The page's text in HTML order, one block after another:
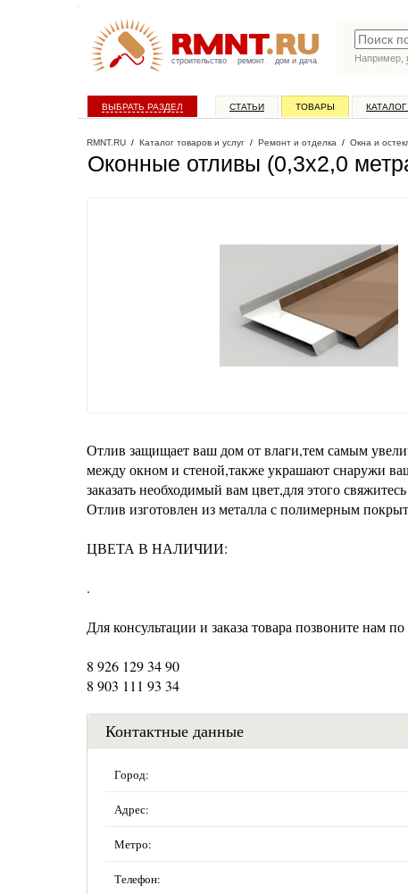
строительство ремонт дом и дача
Например,
ВЫБРАТЬ РАЗДЕЛ СТАТЬИ ТОВАРЫ
RMNT.RU / Каталог товаров и услуг / Ремонт и отделка / Окна и
Оконные отливы (0,3х2,0
Отлив защищает ваш дом от влаги,тем самым
между окном и стеной,также украшают снаружи
заказать необходимый вам цвет,для этого
Отлив изготовлен из металла с полимерным
ЦВЕТА В НАЛИЧИИ:
.
Для консультации и заказа товара позвоните нам по
8 926 129 34 90
8 903 111 93 34
Контактные данные
Город:
Адрес:
Метро:
Телефон: